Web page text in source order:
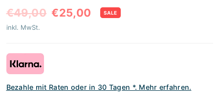
€49,00 €25,00 SALE
inkl. MwSt.
Bezahle mit Raten oder in 30 Tagen *. Mehr erfahren.